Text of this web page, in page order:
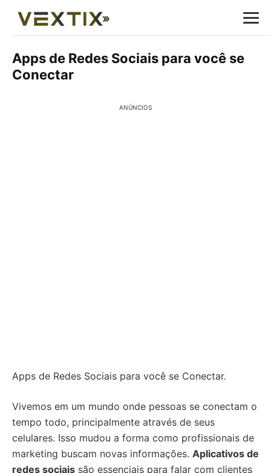
Apps de Redes Sociais para você se
Conectar
ANÚNCIOS
Apps de Redes Sociais para você se Conectar.
Vivemos em um mundo onde pessoas se conectam o
tempo todo, principalmente através de seus
celulares. Isso mudou a forma como profissionais de
marketing buscam novas informações. Aplicativos de
redes sociais são essenciais para falar com clientes